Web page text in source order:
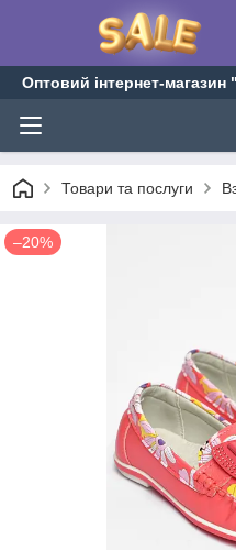
Оптовий інтернет-
Товари та послуги
–20%